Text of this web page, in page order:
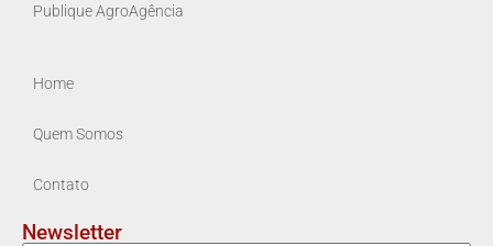
Publique AgroAgência
Home
Quem Somos
Contato
Newsletter